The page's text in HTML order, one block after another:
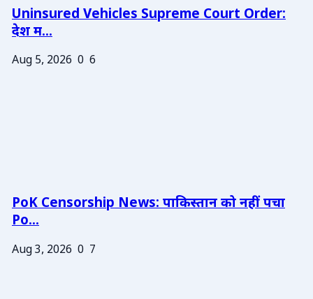
Uninsured Vehicles Supreme Court Order:
देश म...
Aug 5, 2026 0 6
PoK Censorship News: पाकिस्तान को नहीं पचा
Po...
Aug 3, 2026 0 7